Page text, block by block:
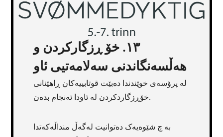
١٣. خۆ ڕزگارکردن و
هەڵسەنگاندنی سەلامەتیی ئاو
لە پرۆسەی خوێندندا دەبێت قوتابییەکان ڕاهێنانی
خۆڕزگاردکردن لە ئاودا ئەنجام بدەن.
بە چ شێوەیەک دەتوانیت لەگەڵ منداڵەکەتدا